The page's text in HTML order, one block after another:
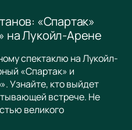
«Спартак»
на Лукойл-Арене
спектаклю на Лукойл-
«Спартак» и
Узнайте, кто выйдет
встрече. Не
великого